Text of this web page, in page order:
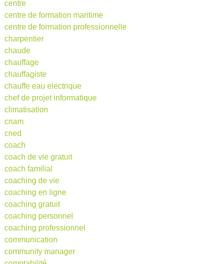
centre
centre de formation maritime
centre de formation professionnelle
charpentier
chaude
chauffage
chauffagiste
chauffe eau electrique
chef de projet informatique
climatisation
cnam
cned
coach
coach de vie gratuit
coach familial
coaching de vie
coaching en ligne
coaching gratuit
coaching personnel
coaching professionnel
communication
community manager